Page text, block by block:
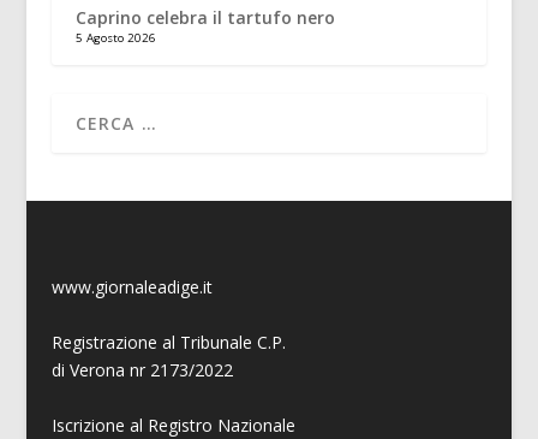
Caprino celebra il tartufo nero
5 Agosto 2026
www.giornaleadige.it
Registrazione al Tribunale C.P.
di Verona nr 2173/2022
Iscrizione al Registro Nazionale